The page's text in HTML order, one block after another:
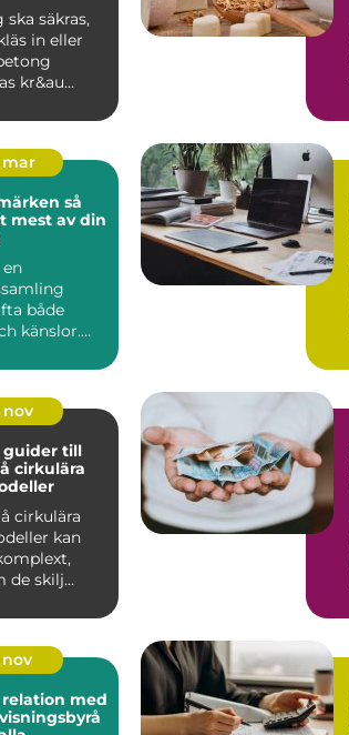
ska säkras,
in eller
kr&au...
mar
så
mest av din
både
känslor.
lådor frå...
nov
guider till
cirkulära
cirkulära
kan
de skilj...
nov
relation med